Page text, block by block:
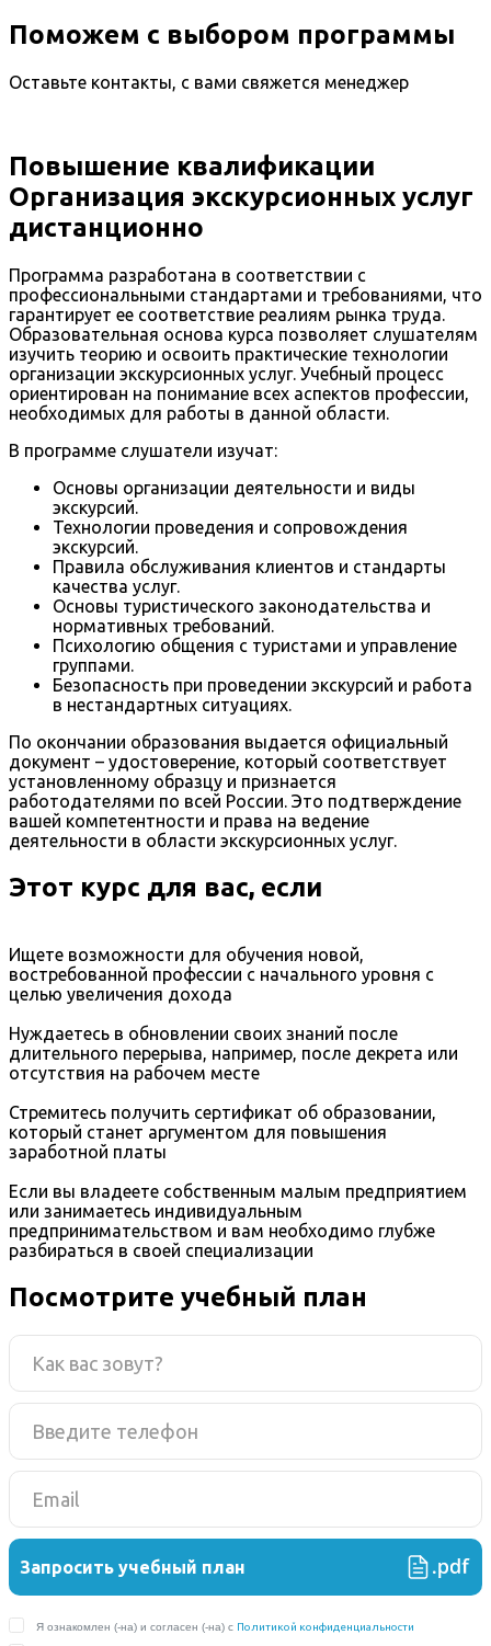
Поможем с выбором программы
Оставьте контакты, с вами свяжется менеджер
Повышение квалификации
Организация экскурсионных услуг
дистанционно
Программа разработана в соответствии с
профессиональными стандартами и требованиями, что
гарантирует ее соответствие реалиям рынка труда.
Образовательная основа курса позволяет слушателям
изучить теорию и освоить практические технологии
организации экскурсионных услуг. Учебный процесс
ориентирован на понимание всех аспектов профессии,
необходимых для работы в данной области.
В программе слушатели изучат:
Основы организации деятельности и виды
экскурсий.
Технологии проведения и сопровождения
экскурсий.
Правила обслуживания клиентов и стандарты
качества услуг.
Основы туристического законодательства и
нормативных требований.
Психологию общения с туристами и управление
группами.
Безопасность при проведении экскурсий и работа
в нестандартных ситуациях.
По окончании образования выдается официальный
документ – удостоверение, который соответствует
установленному образцу и признается
работодателями по всей России. Это подтверждение
вашей компетентности и права на ведение
деятельности в области экскурсионных услуг.
Этот курс для вас, если
Ищете возможности для обучения новой,
востребованной профессии с начального уровня с
целью увеличения дохода
Нуждаетесь в обновлении своих знаний после
длительного перерыва, например, после декрета или
отсутствия на рабочем месте
Стремитесь получить сертификат об образовании,
который станет аргументом для повышения
заработной платы
Если вы владеете собственным малым предприятием
или занимаетесь индивидуальным
предпринимательством и вам необходимо глубже
разбираться в своей специализации
Посмотрите учебный план